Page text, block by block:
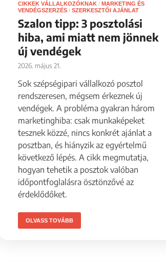
CIKKEK VÁLLALKOZÓKNAK /MARKETING ÉS
VENDÉGSZERZÉS /SZERKESZTŐI AJÁNLAT
Szalon tipp: 3 posztolási
hiba, ami miatt nem jönnek
új vendégek
2026. május 21.
Sok szépségipari vállalkozó posztol
rendszeresen, mégsem érkeznek új
vendégek. A probléma gyakran három
marketinghiba: csak munkaképeket
tesznek közzé, nincs konkrét ajánlat a
posztban, és hiányzik az egyértelmű
következő lépés. A cikk megmutatja,
hogyan tehetik a posztok valóban
időpontfoglalásra ösztönzővé az
érdeklődőket.
OLVASS TOVÁBB